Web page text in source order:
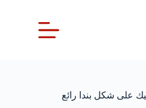
على شكل بندا رائع